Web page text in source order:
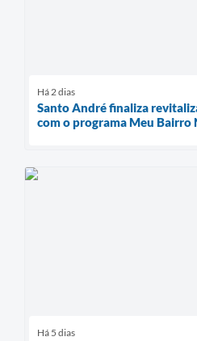
Há 2 dias
Santo André finaliza
com o programa Meu Bairro
Há 5 dias